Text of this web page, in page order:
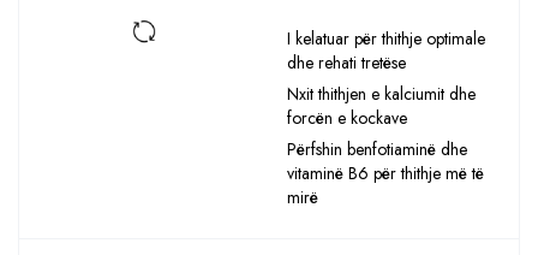
I kelatuar për thithje optimale
dhe rehati tretëse
Nxit thithjen e kalciumit dhe
forcën e kockave
Përfshin benfotiaminë dhe
vitaminë B6 për thithje më të
mirë